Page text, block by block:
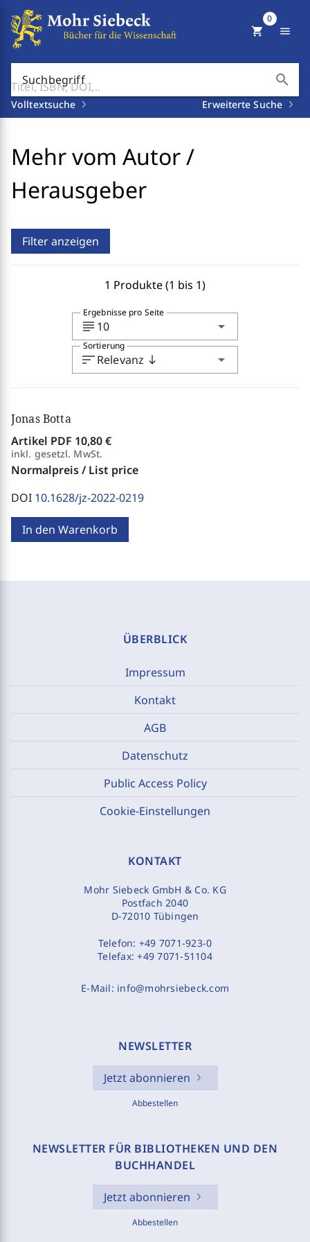
Suchbegriff search
Volltextsuche Erweiterte Suche
shopping_cart
0
menu
Mehr vom Autor /
Herausgeber
Filter anzeigen
1 Produkte (1 bis 1)
subject 10 arrow_drop_down
Ergebnisse pro Seite
sortRelevanz south arrow_drop_down
Sortierung
Jonas Botta
Artikel PDF 10,80 €
inkl. gesetzl. MwSt.
Normalpreis / List price
DOI 10.1628/jz-2022-0219
In den Warenkorb
ÜBERBLICK
Impressum
Kontakt
AGB
Datenschutz
Public Access Policy
Cookie-Einstellungen
KONTAKT
Mohr Siebeck GmbH & Co. KG
Postfach 2040
D-72010 Tübingen
Telefon: +49 7071-923-0
Telefax:+49 7071-51104
E-Mail: info@mohrsiebeck.com
NEWSLETTER
Jetzt abonnieren
Abbestellen
NEWSLETTER FÜR BIBLIOTHEKEN UND DEN
BUCHHANDEL
Jetzt abonnieren
Abbestellen